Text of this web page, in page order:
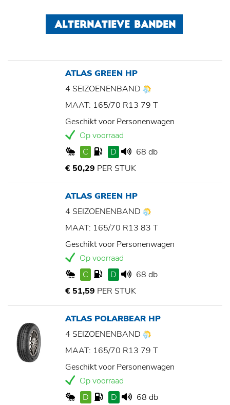
ALTERNATIEVE BANDEN
ATLAS GREEN HP
4 SEIZOENENBAND
MAAT: 165/70 R13 79 T
Geschikt voor Personenwagen
Op voorraad
C
D
68 db
€ 50,29 PER STUK
ATLAS GREEN HP
4 SEIZOENENBAND
MAAT: 165/70 R13 83 T
Geschikt voor Personenwagen
Op voorraad
C
D
68 db
€ 51,59 PER STUK
ATLAS POLARBEAR HP
4 SEIZOENENBAND
MAAT: 165/70 R13 79 T
Geschikt voor Personenwagen
Op voorraad
D
D 68 db